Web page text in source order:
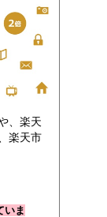
、楽天
楽天市
いま